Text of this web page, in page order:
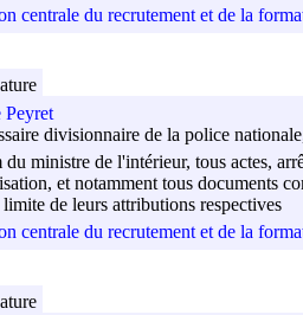
centrale du recrutement et de la
Peyret
divisionnaire de la police
du ministre de l'intérieur, tous actes,
et notamment tous documents
limite de leurs attributions respectives
centrale du recrutement et de la